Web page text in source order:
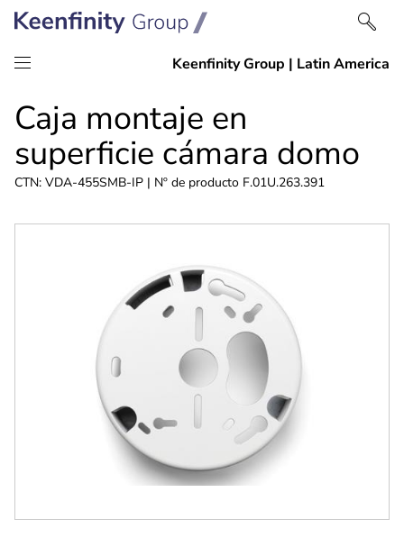
contenido
navegación
Caja montaje en
superficie cámara domo
CTN: VDA-455SMB-IP | Nº de producto F.01U.263.391